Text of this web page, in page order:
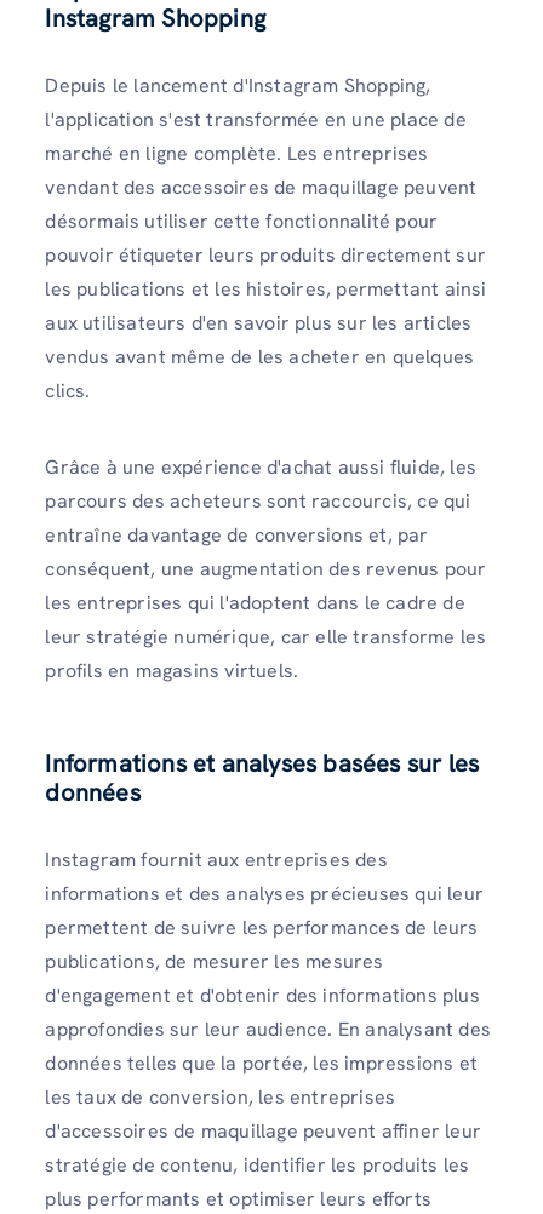
Instagram Shopping
Depuis le lancement d'Instagram Shopping,
l'application s'est transformée en une place de
marché en ligne complète. Les entreprises
vendant des accessoires de maquillage peuvent
désormais utiliser cette fonctionnalité pour
pouvoir étiqueter leurs produits directement sur
les publications et les histoires, permettant ainsi
aux utilisateurs d'en savoir plus sur les articles
vendus avant même de les acheter en quelques
clics.
Grâce à une expérience d'achat aussi fluide, les
parcours des acheteurs sont raccourcis, ce qui
entraîne davantage de conversions et, par
conséquent, une augmentation des revenus pour
les entreprises qui l'adoptent dans le cadre de
leur stratégie numérique, car elle transforme les
profils en magasins virtuels.
Informations et analyses basées sur les
données
Instagram fournit aux entreprises des
informations et des analyses précieuses qui leur
permettent de suivre les performances de leurs
publications, de mesurer les mesures
d'engagement et d'obtenir des informations plus
approfondies sur leur audience. En analysant des
données telles que la portée, les impressions et
les taux de conversion, les entreprises
d'accessoires de maquillage peuvent affiner leur
stratégie de contenu, identifier les produits les
plus performants et optimiser leurs efforts